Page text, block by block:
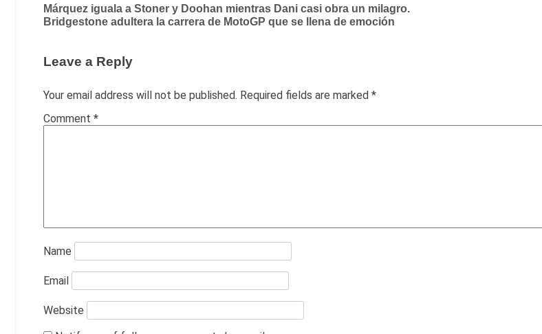
Post
navigation
Márquez iguala a Stoner y Doohan mientras Dani casi obra un milagro.
Bridgestone adultera la carrera de MotoGP que se llena de emoción
Leave a Reply
Your email address will not be published. Required fields are marked *
Comment *
Name
Email
Website